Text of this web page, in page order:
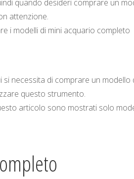
quando desideri comprare un
attenzione.
i modelli di mini acquario completo
necessita di comprare un modello
questo strumento.
articolo sono mostrati solo